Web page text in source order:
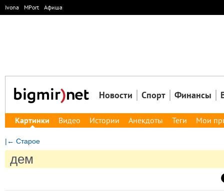
Ivona MPort Афиша
Новости Спорт Финансы
Картинки Видео Истории Анекдоты Теги Мои
|← Старое
дем